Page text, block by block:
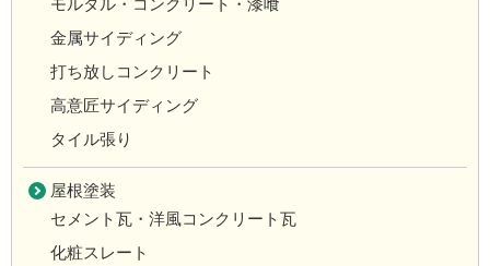
モルタル・コンクリート・漆喰
金属サイディング
打ち放しコンクリート
高意匠サイディング
タイル張り
屋根塗装
セメント瓦・洋風コンクリート瓦
化粧スレート